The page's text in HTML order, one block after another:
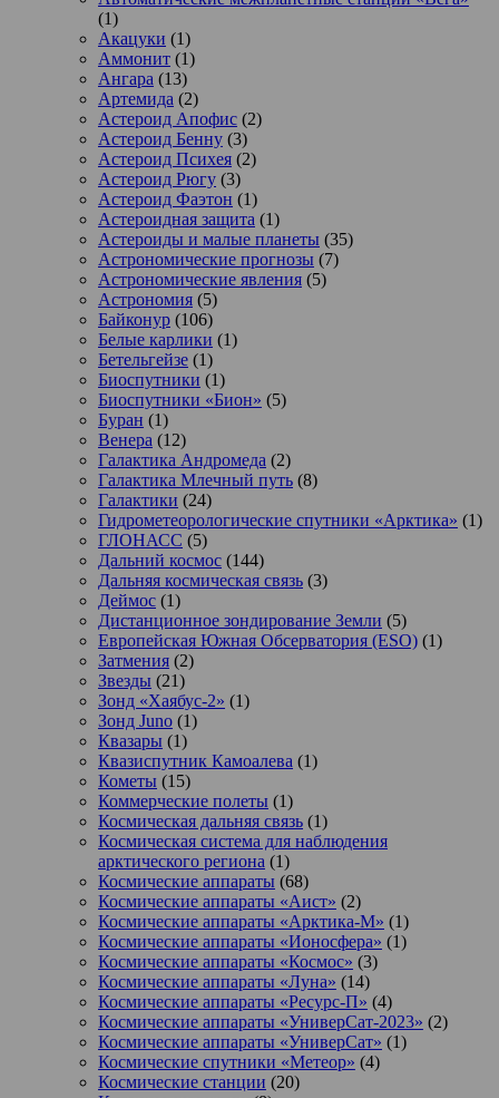
(1)
Акацуки (1)
Аммонит (1)
Ангара (13)
Артемида (2)
Астероид Апофис (2)
Астероид Бенну (3)
Астероид Психея (2)
Астероид Рюгу (3)
Астероид Фаэтон (1)
Астероидная защита (1)
Астероиды и малые планеты (35)
Астрономические прогнозы (7)
Астрономические явления (5)
Астрономия (5)
Байконур (106)
Белые карлики (1)
Бетельгейзе (1)
Биоспутники (1)
Биоспутники «Бион» (5)
Буран (1)
Венера (12)
Галактика Андромеда (2)
Галактика Млечный путь (8)
Галактики (24)
Гидрометеорологические спутники «Арктика» (1)
ГЛОНАСС (5)
Дальний космос (144)
Дальняя космическая связь (3)
Деймос (1)
Дистанционное зондирование Земли (5)
Европейская Южная Обсерватория (ESO) (1)
Затмения (2)
Звезды (21)
Зонд «Хаябус-2» (1)
Зонд Juno (1)
Квазары (1)
Квазиспутник Камоалева (1)
Кометы (15)
Коммерческие полеты (1)
Космическая дальняя связь (1)
Космическая система для наблюдения
арктического региона (1)
Космические аппараты (68)
Космические аппараты «Аист» (2)
Космические аппараты «Арктика-М» (1)
Космические аппараты «Ионосфера» (1)
Космические аппараты «Космос» (3)
Космические аппараты «Луна» (14)
Космические аппараты «Ресурс-П» (4)
Космические аппараты «УниверСат-2023» (2)
Космические аппараты «УниверСат» (1)
Космические спутники «Метеор» (4)
Космические станции (20)